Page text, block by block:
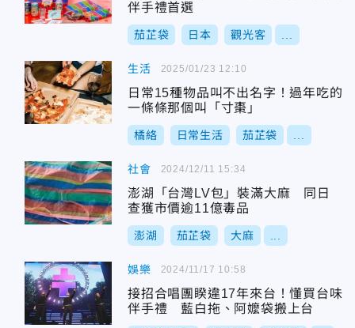
伴手禮首選
茄芷袋 日本 觀光客
生活
日常15種物品叫不出名字！過年吃的
一條條那個叫「寸棗」
橘絡 日常生活 茄芷袋
2025/01/23 12:10
社會
澎湖「台灣LV包」裝滿大麻 同日
查獲市價逾11億毒品
澎湖 茄芷袋 大麻
2024/12/11 15:34
娛樂
接招合唱團睽違17年來台！懂買台味
伴手禮 藍白拖、阿嬤袋搬上台
2024/11/17 10:58